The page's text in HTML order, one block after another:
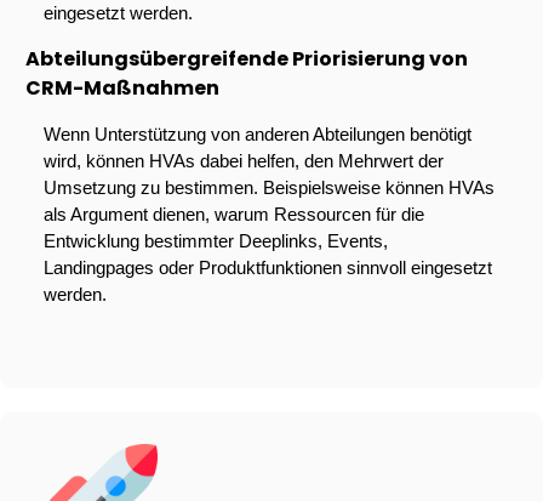
eingesetzt werden.
Abteilungsübergreifende Priorisierung von
CRM-Maßnahmen
Wenn Unterstützung von anderen Abteilungen benötigt
wird, können HVAs dabei helfen, den Mehrwert der
Umsetzung zu bestimmen. Beispielsweise können HVAs
als Argument dienen, warum Ressourcen für die
Entwicklung bestimmter Deeplinks, Events,
Landingpages oder Produktfunktionen sinnvoll eingesetzt
werden.